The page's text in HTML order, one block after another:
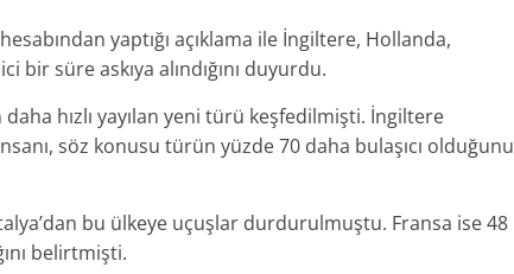
yaptığı açıklama ile İngiltere, Hollanda,
bir süre askıya alındığını duyurdu.
hızlı yayılan yeni türü keşfedilmişti. İngiltere
söz konusu türün yüzde 70 daha bulaşıcı olduğunu
bu ülkeye uçuşlar durdurulmuştu. Fransa ise 48
belirtmişti.